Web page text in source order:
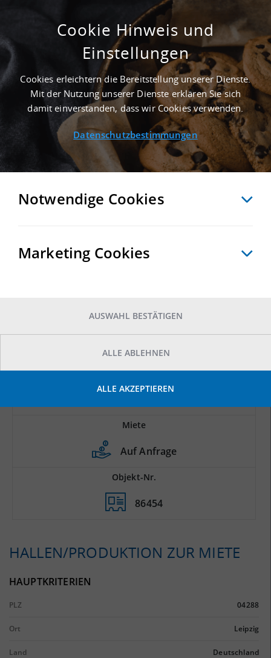
3.300 M² MIETHALLE IN LEIPZIG AN DER
AUTOBAHN A 14
Startseite Immobiliensuche Detailansicht
VERGLEICHEN EXPORT PDF
Prod.-/Lagerfläche
Miete
Auf Anfrage
Objekt-Nr.
86454
HALLEN/PRODUKTION ZUR MIETE
HAUPTKRITERIEN
PLZ 04288
Ort Leipzig
Land Deutschland
Cookie Hinweis und
Einstellungen
Cookies erleichtern die Bereitstellung unserer Dienste.
Mit der Nutzung unserer Dienste erklären Sie sich
damit einverstanden, dass wir Cookies verwenden.
Datenschutzbestimmungen
Notwendige Cookies
Marketing Cookies
AUSWAHL BESTÄTIGEN
ALLE ABLEHNEN
ALLE AKZEPTIEREN